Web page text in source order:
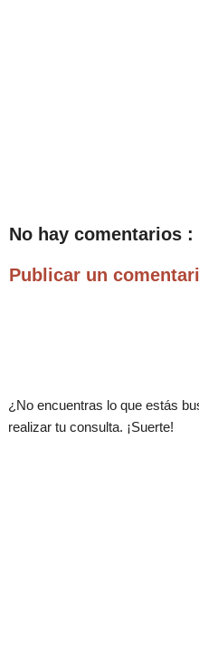
No hay comentarios :
Publicar un
¿No encuentras lo que estás
realizar tu consulta. ¡Suerte!